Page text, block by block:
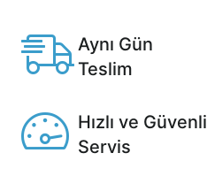
Aynı Gün
Teslim
Hızlı ve Güvenli
Servis